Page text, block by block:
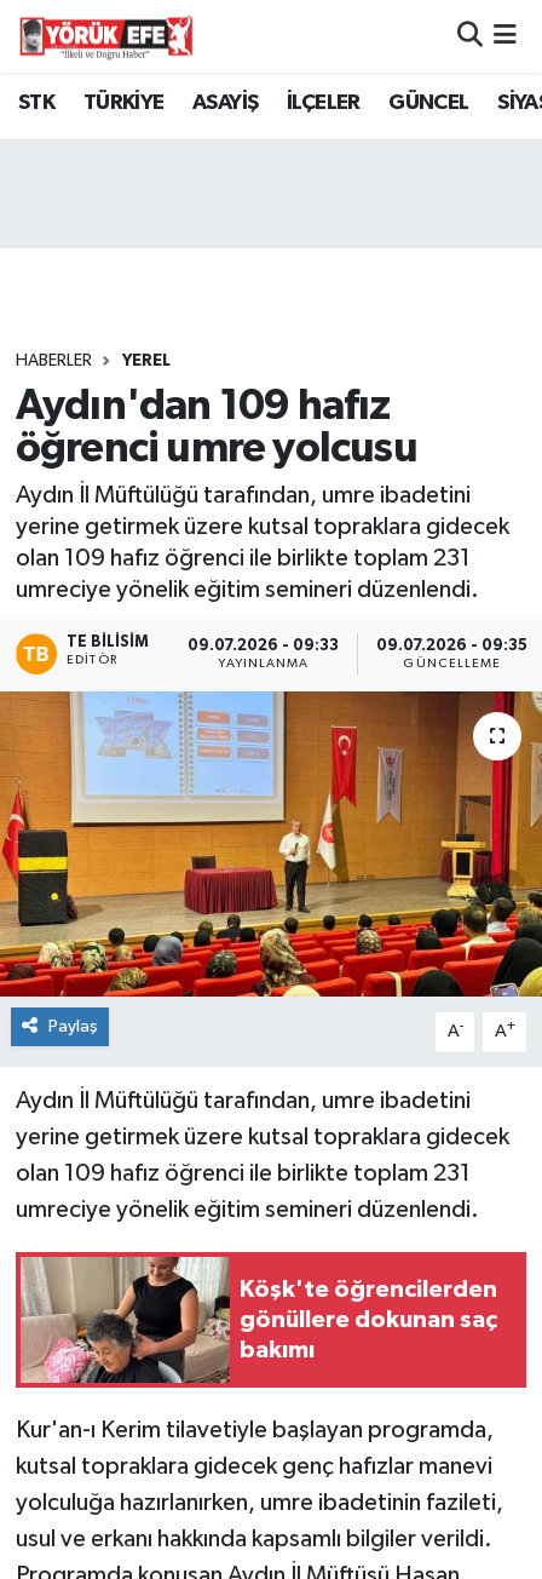
STK TÜRKİYE ASAYİŞ İLÇELER GÜNCEL
HABERLER YEREL
Aydın'dan 109 hafız
öğrenci umre yolcusu
Aydın İl Müftülüğü tarafından, umre ibadetini
yerine getirmek üzere kutsal topraklara gidecek
olan 109 hafız öğrenci ile birlikte toplam 231
umreciye yönelik eğitim semineri düzenlendi.
TE BILISIM
EDITÖR
09.07.2026 - 09:33
YAYINLANMA
09.07.2026 - 09:35
GÜNCELLEME
Paylaş A- A+
Aydın İl Müftülüğü tarafından, umre ibadetini
yerine getirmek üzere kutsal topraklara gidecek
olan 109 hafız öğrenci ile birlikte toplam 231
umreciye yönelik eğitim semineri düzenlendi.
Köşk'te öğrencilerden
gönüllere dokunan saç
bakımı
Kur'an-ı Kerim tilavetiyle başlayan programda,
kutsal topraklara gidecek genç hafızlar manevi
yolculuğa hazırlanırken, umre ibadetinin fazileti,
usul ve erkanı hakkında kapsamlı bilgiler verildi.
Aydın Nöbetçi Eczaneler
Tüm Manşetler
Son Dakika Haberleri
Haber Arşivi